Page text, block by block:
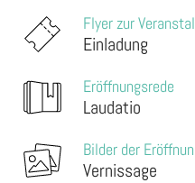
Flyer zur
Einladung
Eröffnungsrede
Laudatio
Bilder der
Vernissage